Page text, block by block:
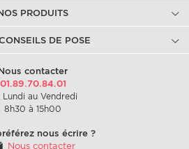
PRODUITS
DE POSE
contacter
01.89.70.84.01
Lundi au Vendredi
8h30 à 15h00
nous écrire ?
Nous contacter